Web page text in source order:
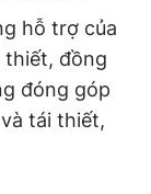
hỗ trợ của
thiết, đồng
đóng góp
tái thiết,